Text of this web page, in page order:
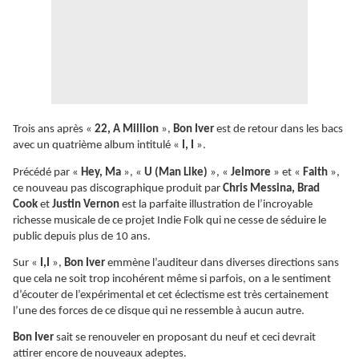
Trois ans après « 22, A Million », Bon Iver est de retour dans les bacs
avec un quatrième album intitulé « I, I ».
Précédé par « Hey, Ma », « U (Man Like) », « Jelmore » et « Faith »,
ce nouveau pas discographique produit par Chris Messina, Brad
Cook et Justin Vernon est la parfaite illustration de l’incroyable
richesse musicale de ce projet Indie Folk qui ne cesse de séduire le
public depuis plus de 10 ans.
Sur « I,I », Bon Iver emmène l’auditeur dans diverses directions sans
que cela ne soit trop incohérent même si parfois, on a le sentiment
d’écouter de l’expérimental et cet éclectisme est très certainement
l’une des forces de ce disque qui ne ressemble à aucun autre.
Bon Iver sait se renouveler en proposant du neuf et ceci devrait
attirer encore de nouveaux adeptes.